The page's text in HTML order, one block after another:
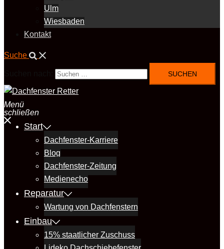
Ulm
Wiesbaden
Kontakt
Suche
Menü
schließen
Start
Dachfenster-Karriere
Blog
Dachfenster-Zeitung
Medienecho
Reparatur
Wartung von Dachfenstern
Einbau
15% staatlicher Zuschuss